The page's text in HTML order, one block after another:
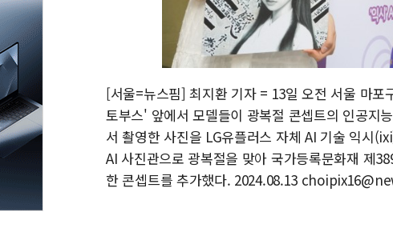
[서울=뉴스핌] 최지환 기자 = 13일 오전 서울 마
토부스' 앞에서 모델들이 광복절 콘셉트의 인공지
서 촬영한 사진을 LG유플러스 자체 AI 기술 익시
AI 사진관으로 광복절을 맞아 국가등록문화재 제
한 콘셉트를 추가했다. 2024.08.13